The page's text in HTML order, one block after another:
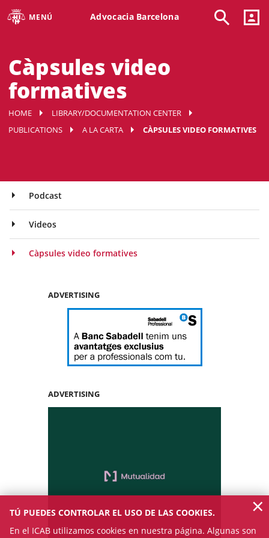
MENÚ Advocacia Barcelona
Càpsules video
formatives
HOME
LIBRARY/DOCUMENTATION CENTER
PUBLICATIONS
A LA CARTA CÀPSULES VIDEO FORMATIVES
Podcast
Videos
Càpsules video formatives
ADVERTISING
ADVERTISING
TÚ PUEDES CONTROLAR EL USO DE LAS COOKIES.
En el ICAB utilizamos cookies en nuestra página. Algunas son
×